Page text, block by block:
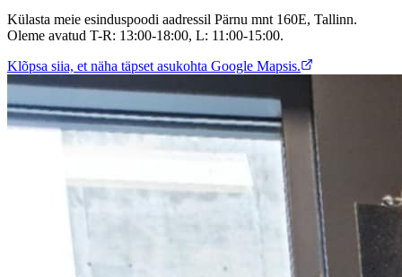
Külasta meie esinduspoodi aadressil Pärnu mnt 160E, Tallinn.
Oleme avatud T-R: 13:00-18:00, L: 11:00-15:00.
Klõpsa siia, et näha täpset asukohta Google Mapsis.